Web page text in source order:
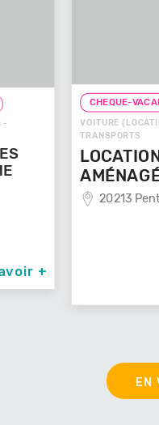
-
+
CHEQUE-
VOITURE
TRANSPORTS
20213
EN